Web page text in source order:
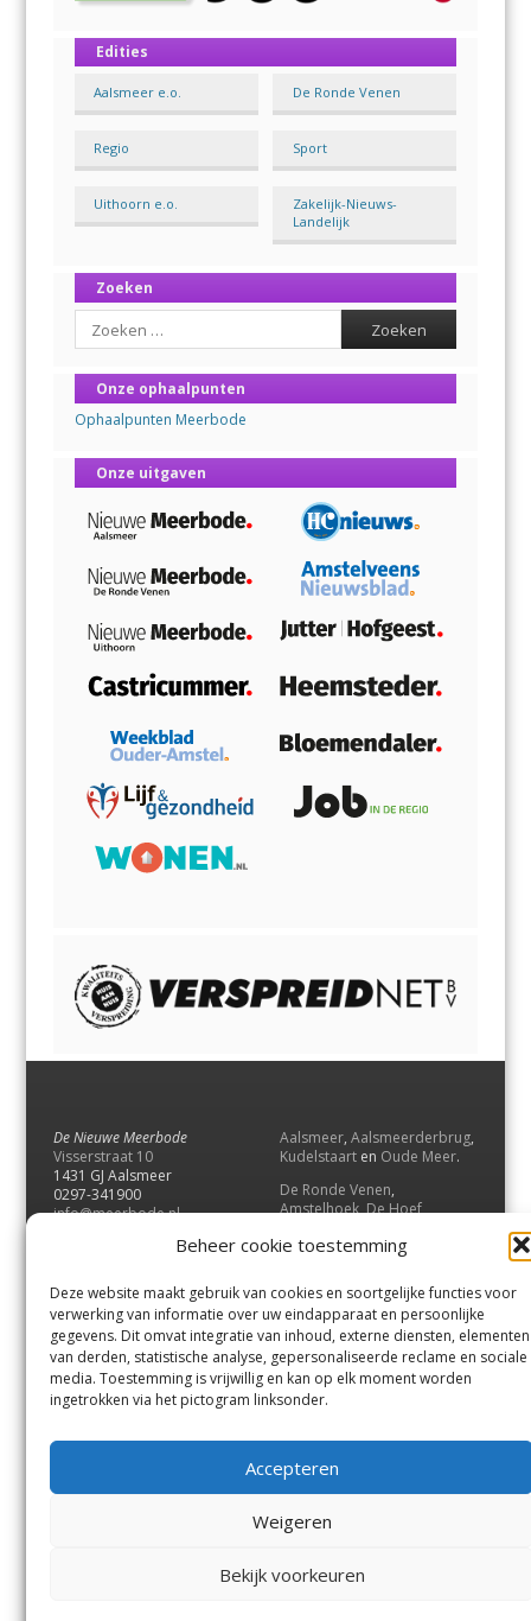
Beheer cookie toestemming
Deze website maakt gebruik van cookies en soortgelijke functies voor
verwerking van informatie over uw eindapparaat en persoonlijke
gegevens. Dit omvat integratie van inhoud, externe diensten, elementen
van derden, statistische analyse, gepersonaliseerde reclame en sociale
media. Toestemming is vrijwillig en kan op elk moment worden
ingetrokken via het pictogram linksonder.
Accepteren
Weigeren
Bekijk voorkeuren
Edities
Aalsmeer e.o. De Ronde Venen
Regio Sport
Uithoorn e.o.
Zakelijk-Nieuws-
Landelijk
Zoeken
Search
Onze ophaalpunten
Ophaalpunten Meerbode
Onze uitgaven
De Nieuwe Meerbode
Visserstraat 10
1431 GJ Aalsmeer
0297-341900
info@meerbode.nl
Aalsmeer, Aalsmeerderbrug,
Kudelstaart en Oude Meer.
De Ronde Venen,
Amstelhoek,De Hoef,
Vrouwenakker,Waverveen
UithoornenDe Kwakel.
Contact
Andere uitgaven
Bezorgklacht
Vacatures
Voorwaarden
Privacyverklaring
De Ronde Venen